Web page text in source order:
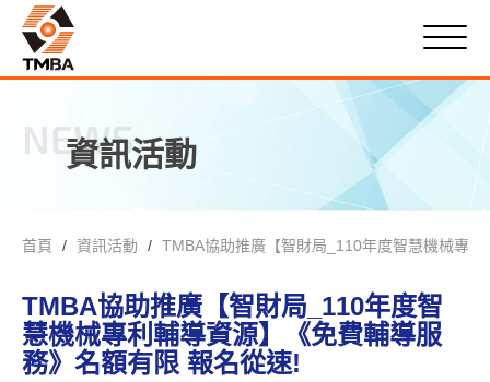
NEWS
資訊活動
首頁 資訊活動 TMBA協助推廣【智財局_110年度智慧機械專
TMBA協助推廣【智財局_110年度智
慧機械專利輔導資源】《免費輔導服
務》名額有限 報名從速!